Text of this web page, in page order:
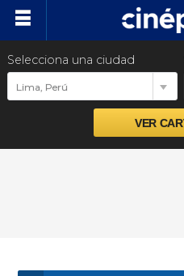
Cartelera
Próximos estrenos
Preventas
Selecciona una ciudad
Lima, Perú